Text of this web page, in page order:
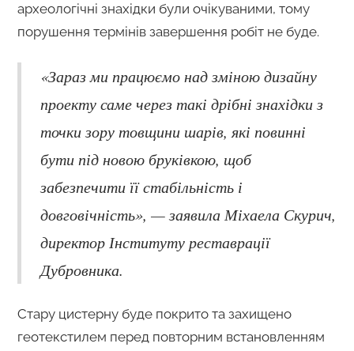
археологічні знахідки були очікуваними, тому
порушення термінів завершення робіт не буде.
«Зараз ми працюємо над зміною дизайну
проекту саме через такі дрібні знахідки з
точки зору товщини шарів, які повинні
бути під новою бруківкою, щоб
забезпечити її стабільність і
довговічність», — заявила Міхаела Скурич,
директор Інституту реставрації
Дубровника.
Стару цистерну буде покрито та захищено
геотекстилем перед повторним встановленням